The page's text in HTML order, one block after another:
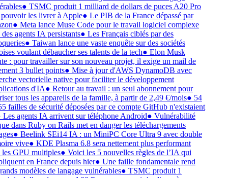
●TSMC produit 1 milliard de dollars de puces A20 Pro
pouvoir les livrer à Apple●Le PIB de la France dépassé par
●Meta lance Muse Code pour le travail logiciel complexe
agents IA persistants●Les Français ciblés par des
●Taiwan lance une vaste enquête sur des sociétés
voulant débaucher ses talents de la tech●Elon Musk
: pour travailler sur son nouveau projet, il exige un mail de
3 bullet points●Mise à jour d'AWS DynamoDB avec
vectorielle native pour faciliter le développement
d'IA●Retour au travail : un seul abonnement pour
tous les appareils de la famille, à partir de 2,49 €/mois●54
failles de sécurité déposées par ce compte GitHub n'existaient
Les agents IA arrivent sur téléphone Android●Vulnérabilité
dans Ruby on Rails met en danger les téléchargements
●Beelink SEi14 IA : un MiniPC Core Ultra 9 avec double
vive●KDE Plasma 6.8 sera nettement plus performant
les GPU multiples●Voici les 5 nouvelles règles de l’IA qui
en France depuis hier●Une faille fondamentale rend
modèles de langage vulnérables●TSMC produit 1